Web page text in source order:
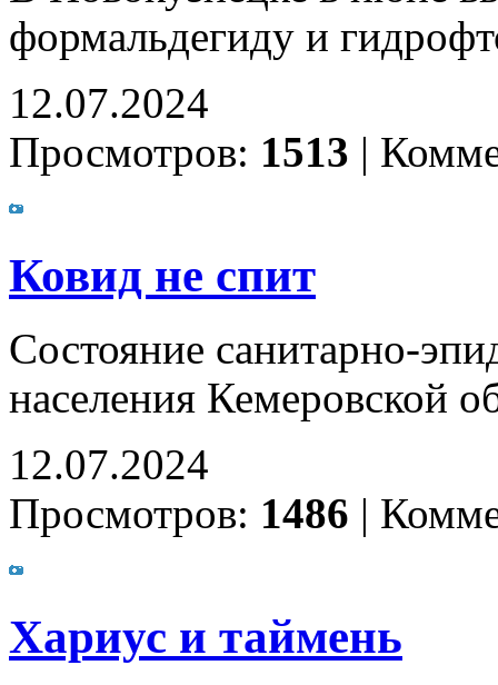
формальдегиду и
12.07.2024
Просмотров: 1513 |
Ковид не спит
Состояние санитарно-
населения Кемеровской
12.07.2024
Просмотров: 1486 |
Хариус и таймень